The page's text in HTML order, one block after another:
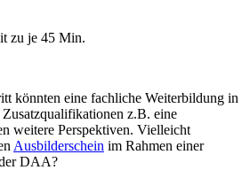
zu je 45 Min.
könnten eine fachliche Weiterbildung in
z.B. eine
weitere Perspektiven. Vielleicht
Ausbilderschein im Rahmen einer
DAA?